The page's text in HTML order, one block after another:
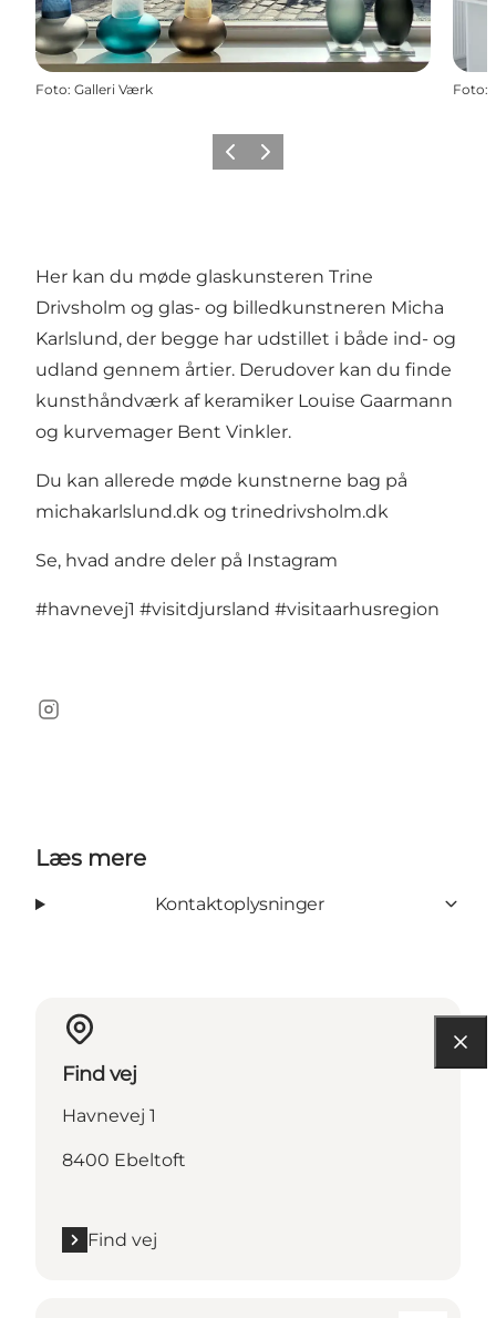
Foto: Galleri Værk Foto:
ForrigeNæste
Her kan du møde glaskunsteren Trine
Drivsholm og glas- og billedkunstneren Micha
Karlslund, der begge har udstillet i både ind- og
udland gennem årtier. Derudover kan du finde
kunsthåndværk af keramiker Louise Gaarmann
og kurvemager Bent Vinkler.
Du kan allerede møde kunstnerne bag på
michakarlslund.dk og trinedrivsholm.dk
Se, hvad andre deler på Instagram
#havnevej1 #visitdjursland #visitaarhusregion
Instagram
Læs mere
Kontaktoplysninger
Find vej
Havnevej 1
8400 Ebeltoft
Find vej